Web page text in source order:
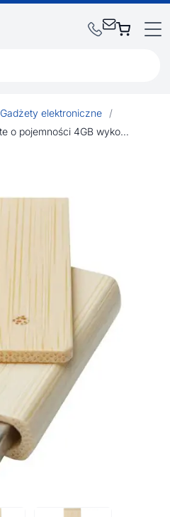
Gadżety elektroniczne
/
Pamięć USB Rotate o pojemności 4GB wykonana z bambusa